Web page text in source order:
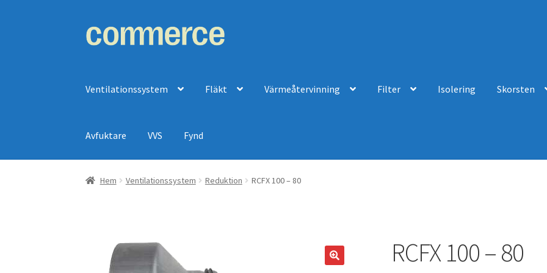
Hoppa
till
Hoppa
till
Ventilationssystem Fläkt Värmeåtervinning Filter Isolering Skorsten
Avfuktare VVS Fynd
Hem Ventilationssystem Reduktion RCFX 100 – 80
RCFX 100 – 80